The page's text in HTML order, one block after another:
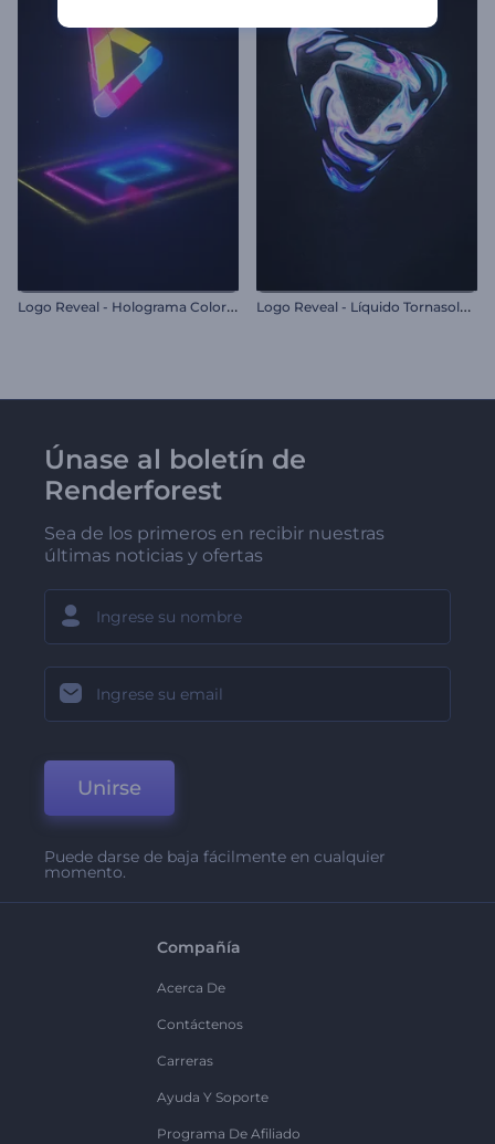
L
ogo Reveal - Holograma Colorido L
ogo Reveal - Líquido Tornasolado
Únase al boletín de
Renderforest
Sea de los primeros en recibir nuestras
últimas noticias y ofertas
Unirse
Puede darse de baja fácilmente en cualquier
momento.
Compañía
Acerca De
Contáctenos
Carreras
Ayuda Y Soporte
Programa De Afiliado